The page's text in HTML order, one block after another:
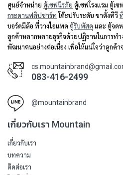
ศูนย์จำหน่าย ตู้เซฟนิรภัย ตู้เซฟโรงแรม ตู้เ
กระดานฟลิปชาร์ทโต๊ะปรับระดับ ขาตั้งทีวี
บอร์ดมีล้อ ที่วางไอแพด ตู้รับพัสดุ และ ตู้จด
ลูกค้าหลากหลายธุรกิจด้วยปฏิธานในการท
พัฒนาตนอย่างต่อเนื่อง เพื่อให้แน่ใจว่าลูกค้
083-416-2499
@mountainbrand
เกี่ยวกับเรา Mountain
เกี่ยวกับเรา
บทความ
ติดต่อเรา